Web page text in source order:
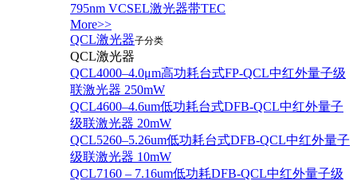
795nm VCSEL激光器带TEC
More>>
QCL激光器子分类
QCL激光器
QCL4000–4.0μm高功耗台式FP-QCL中红外量子级
联激光器 250mW
QCL4600–4.6um低功耗台式DFB-QCL中红外量子
级联激光器 20mW
QCL5260–5.26um低功耗台式DFB-QCL中红外量子
级联激光器 10mW
QCL7160 – 7.16um低功耗DFB-QCL中红外量子级